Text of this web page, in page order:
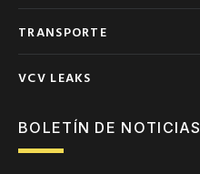
TRANSPORTE
VCV LEAKS
BOLETÍN DE NOTICIAS